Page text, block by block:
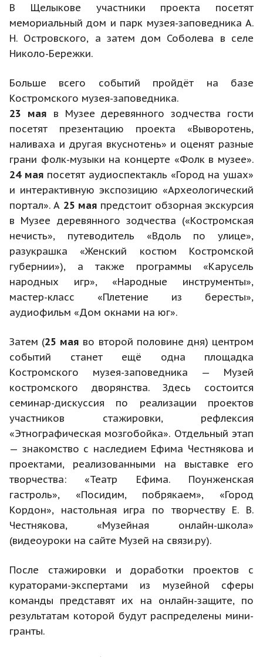
В Щелыкове участники проекта посетят
мемориальный дом и парк музея-заповедника А.
Н. Островского, а затем дом Соболева в селе
Николо-Бережки.
Больше всего событий пройдёт на базе
Костромского музея-заповедника.
23 мая в Музее деревянного зодчества гости
посетят презентацию проекта «Выворотень,
наливаха и другая вкуснотень» и оценят разные
грани фолк-музыки на концерте «Фолк в музее».
24 мая посетят аудиоспектакль «Город на ушах»
и интерактивную экспозицию «Археологический
портал». А 25 мая предстоит обзорная экскурсия
в Музее деревянного зодчества («Костромская
нечисть», путеводитель «Вдоль по улице»,
разукрашка «Женский костюм Костромской
губернии»), а также программы «Карусель
народных игр», «Народные инструменты»,
мастер-класс «Плетение из бересты»,
аудиофильм «Дом окнами на юг».
Затем (25 мая во второй половине дня) центром
событий станет ещё одна площадка
Костромского музея-заповедника — Музей
костромского дворянства. Здесь состоится
семинар-дискуссия по реализации проектов
участников стажировки, рефлексия
«Этнографическая мозгобойка». Отдельный этап
— знакомство с наследием Ефима Честнякова и
проектами, реализованными на выставке его
творчества: «Театр Ефима. Поунженская
гастроль», «Посидим, побрякаем», «Город
Кордон», настольная игра по творчеству Е. В.
Честнякова, «Музейная онлайн-школа»
(видеоуроки на сайте Музей на связи.ру).
После стажировки и доработки проектов с
кураторами-экспертами из музейной сферы
команды представят их на онлайн-защите, по
результатам которой будут распределены мини-
гранты.